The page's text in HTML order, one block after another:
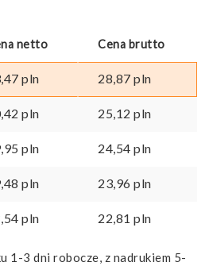
netto Cena brutto
pln 28,87 pln
pln 25,12 pln
pln 24,54 pln
pln 23,96 pln
pln 22,81 pln
1-3 dni robocze, z nadrukiem 5-